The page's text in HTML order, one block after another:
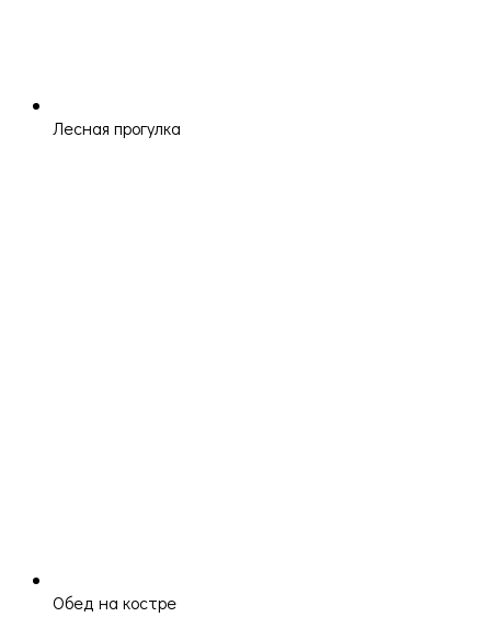
Лесная прогулка
Обед на костре